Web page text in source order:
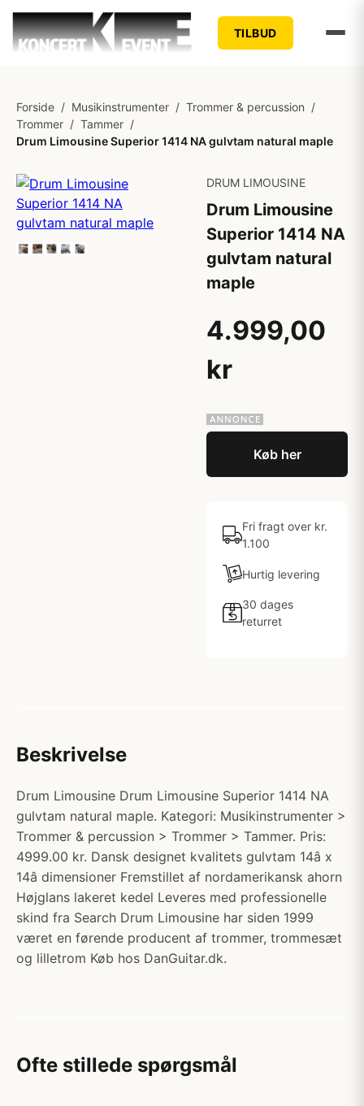
TILBUD
Forside / Musikinstrumenter / Trommer & percussion /
Trommer / Tammer /
Drum Limousine Superior 1414 NA gulvtam natural maple
DRUM LIMOUSINE
Drum Limousine
Superior 1414 NA
gulvtam natural
maple
4.999,00
kr
Køb her
Fri fragt over kr.
1.100
Hurtig levering
30 dages
returret
Beskrivelse
Drum Limousine Drum Limousine Superior 1414 NA
gulvtam natural maple. Kategori: Musikinstrumenter >
Trommer & percussion > Trommer > Tammer. Pris:
4999.00 kr. Dansk designet kvalitets gulvtam 14â x
14â dimensioner Fremstillet af nordamerikansk ahorn
Højglans lakeret kedel Leveres med professionelle
skind fra Search Drum Limousine har siden 1999
været en førende producent af trommer, trommesæt
og lilletrom Køb hos DanGuitar.dk.
Ofte stillede spørgsmål